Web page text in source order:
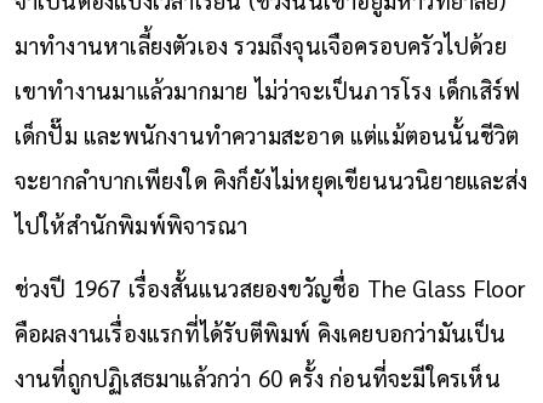
มาทำงานหาเลี้ยงตัวเอง รวมถึงจุนเจือครอบครัวไปด้วย
เขาทำงานมาแล้วมากมาย ไม่ว่าจะเป็นภารโรง เด็กเสิร์ฟ
เด็กปั๊ม และพนักงานทำความสะอาด แต่แม้ตอนนั้นชีวิต
จะยากลำบากเพียงใด คิงก็ยังไม่หยุดเขียนนวนิยายและส่ง
ไปให้สำนักพิมพ์พิจารณา
ช่วงปี 1967 เรื่องสั้นแนวสยองขวัญชื่อ The Glass Floor
คือผลงานเรื่องแรกที่ได้รับตีพิมพ์ คิงเคยบอกว่ามันเป็น
งานที่ถูกปฏิเสธมาแล้วกว่า 60 ครั้ง ก่อนที่จะมีใครเห็น